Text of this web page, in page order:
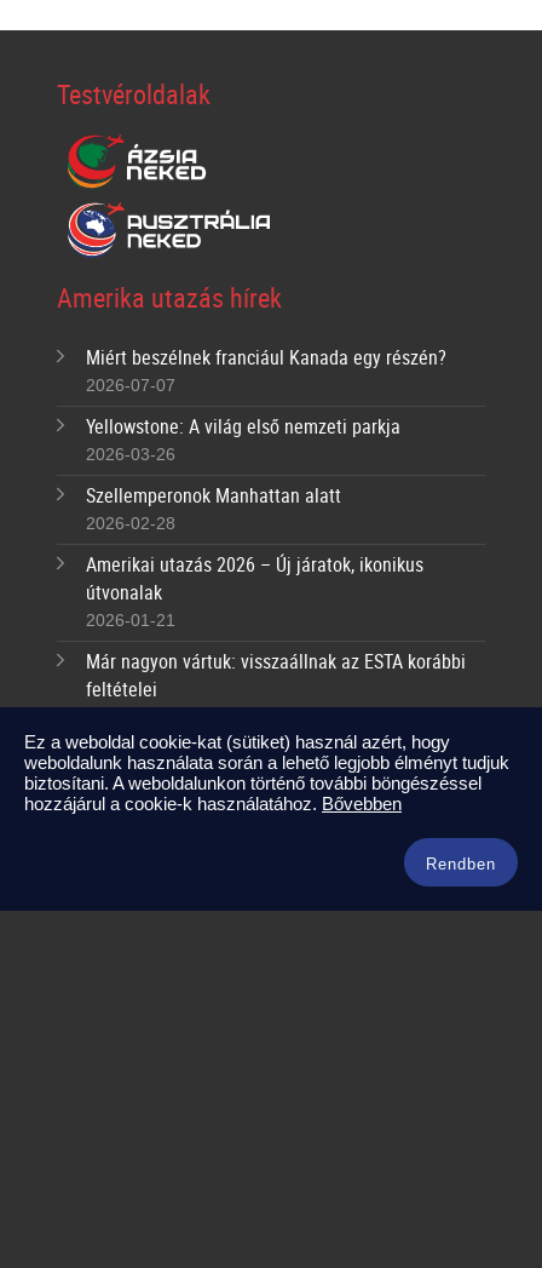
Testvéroldalak
Amerika utazás hírek
Miért beszélnek franciául Kanada egy részén?
2026-07-07
Yellowstone: A világ első nemzeti parkja
2026-03-26
Szellemperonok Manhattan alatt
2026-02-28
Amerikai utazás 2026 – Új járatok, ikonikus
útvonalak
2026-01-21
Már nagyon vártuk: visszaállnak az ESTA korábbi
feltételei
Kapcsolat
Ez a weboldal cookie-kat (sütiket) használ azért, hogy
weboldalunk használata során a lehető legjobb élményt tudjuk
biztosítani. A weboldalunkon történő további böngészéssel
hozzájárul a cookie-k használatához. Bővebben
Rendben